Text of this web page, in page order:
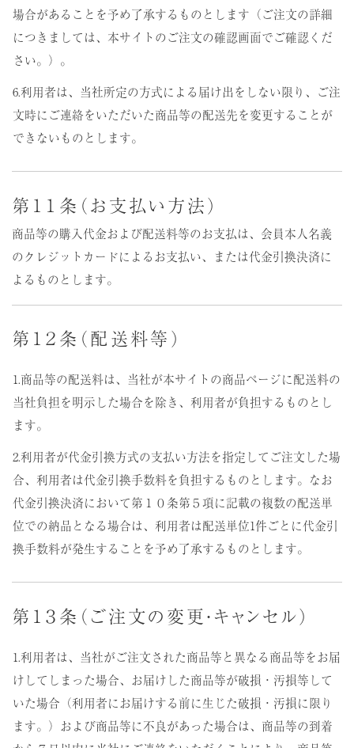
場合があることを予め了承するものとします（ご注文の詳細
につきましては、本サイトのご注文の確認画面でご確認くだ
さい。）。
6.利用者は、当社所定の方式による届け出をしない限り、ご注
文時にご連絡をいただいた商品等の配送先を変更することが
できないものとします。
第１１条（お支払い方法）
商品等の購入代金および配送料等のお支払は、会員本人名義
のクレジットカードによるお支払い、または代金引換決済に
よるものとします。
第１２条（配送料等）
1.商品等の配送料は、当社が本サイトの商品ページに配送料の
当社負担を明示した場合を除き、利用者が負担するものとし
ます。
2.利用者が代金引換方式の支払い方法を指定してご注文した場
合、利用者は代金引換手数料を負担するものとします。なお
代金引換決済において第１０条第５項に記載の複数の配送単
位での納品となる場合は、利用者は配送単位1件ごとに代金引
換手数料が発生することを予め了承するものとします。
第１３条（ご注文の変更・キャンセル）
1.利用者は、当社がご注文された商品等と異なる商品等をお届
けしてしまった場合、お届けした商品等が破損・汚損等して
いた場合（利用者にお届けする前に生じた破損・汚損に限り
ます。）および商品等に不良があった場合は、商品等の到着